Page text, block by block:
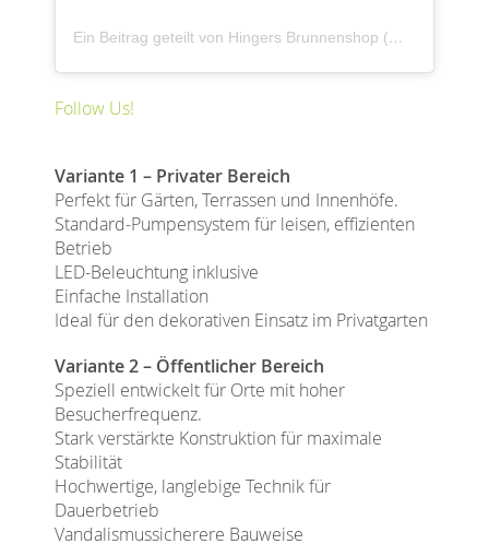
Ein Beitrag geteilt von Hingers Brunnenshop (@revisagegmbh)
Follow Us!
Variante 1 – Privater Bereich
Perfekt für Gärten, Terrassen und Innenhöfe.
Standard-Pumpensystem für leisen, effizienten
Betrieb
LED-Beleuchtung inklusive
Einfache Installation
Ideal für den dekorativen Einsatz im Privatgarten
Variante 2 – Öffentlicher Bereich
Speziell entwickelt für Orte mit hoher
Besucherfrequenz.
Stark verstärkte Konstruktion für maximale
Stabilität
Hochwertige, langlebige Technik für
Dauerbetrieb
Vandalismussicherere Bauweise